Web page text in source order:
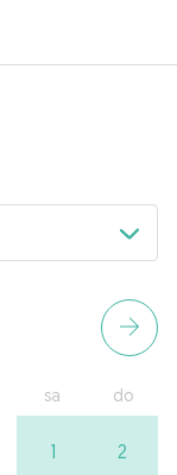
sa do
1 2